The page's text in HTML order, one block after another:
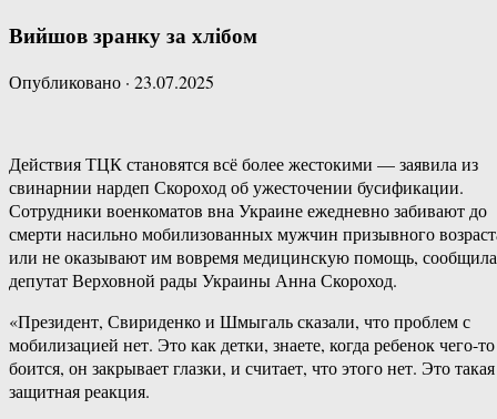
Вийшов зранку за хлібом
Опубликовано · 23.07.2025
Действия ТЦК становятся всё более жестокими — заявила из
свинарнии нардеп Скороход об ужесточении бусификации.
Сотрудники военкоматов вна Украине ежедневно забивают до
смерти насильно мобилизованных мужчин призывного
или не оказывают им вовремя медицинскую помощь, сообщила
депутат Верховной рады Украины Анна Скороход.
«Президент, Свириденко и Шмыгаль сказали, что проблем с
мобилизацией нет. Это как детки, знаете, когда ребенок чего-то
боится, он закрывает глазки, и считает, что этого нет. Это такая
защитная реакция.